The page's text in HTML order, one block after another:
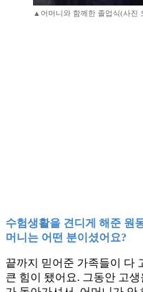
▲어머니와 함께한 졸업식(사진
수험생활을 견디게 해준 원
머니는 어떤 분이셨어요?
끝까지 믿어준 가족들이 다
큰 힘이 됐어요. 그동안 고